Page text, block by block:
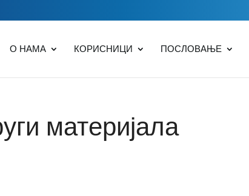
О НАМА КОРИСНИЦИ ПОСЛОВАЊЕ
материјала